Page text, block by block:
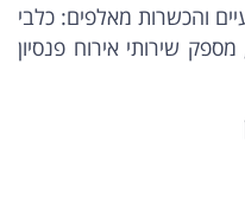
והכשרות מאלפים: כלבי
שירותי אירוח פנסיון